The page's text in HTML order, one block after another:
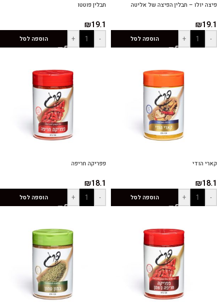
פיצה יולו – תבלין הפיצה של אליטה
₪19.1
-
+ הוספה לסל
תבלין פוטטו
₪19.1
-
+ הוספה לסל
קארי הודי
₪18.1
-
+ הוספה לסל
פפריקה חריפה
₪18.1
-
+ הוספה לסל